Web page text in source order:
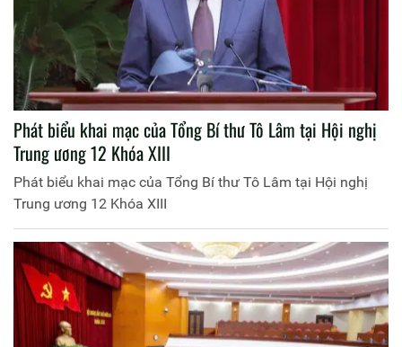
Phát biểu khai mạc của Tổng Bí thư Tô Lâm tại Hội nghị
Trung ương 12 Khóa XIII
Phát biểu khai mạc của Tổng Bí thư Tô Lâm tại Hội nghị
Trung ương 12 Khóa XIII